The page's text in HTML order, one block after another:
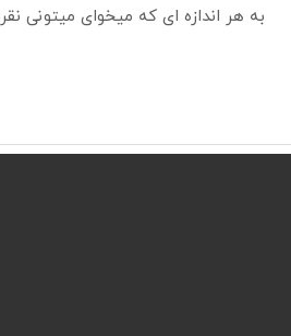
به هر اندازه ای که میخوای میتونی